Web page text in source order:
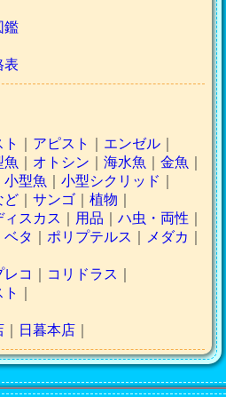
鑑
表
アピスト エンゼル
魚 オトシン 海水魚 金魚
小型魚 小型シクリッド
ど サンゴ 植物
ィスカス 用品 ハ虫・両性
ベタ ポリプテルス メダカ
レコ コリドラス
日暮本店